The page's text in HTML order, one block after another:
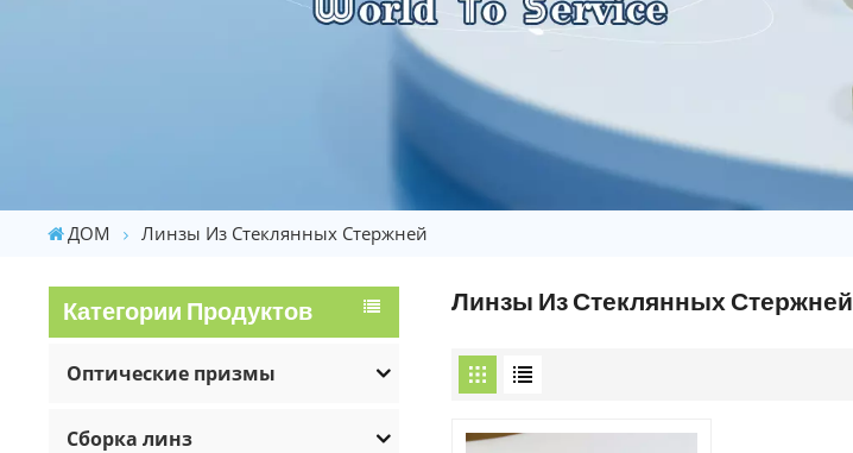
ДОМ Линзы Из Стеклянных Стержней
Категории Продуктов
Оптические призмы
Сборка линз
Линзы Из Стеклянных Стержней